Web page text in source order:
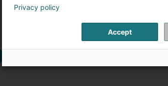
Privacy policy
Accept